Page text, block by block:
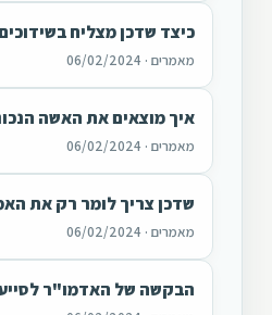
כיצד שדכן מצליח
מאמרים · 06/02/2024
איך מוצאים את האשה
מאמרים · 06/02/2024
שדכן צריך לומר רק את
מאמרים · 06/02/2024
הבקשה של האדמו"ר לסייע